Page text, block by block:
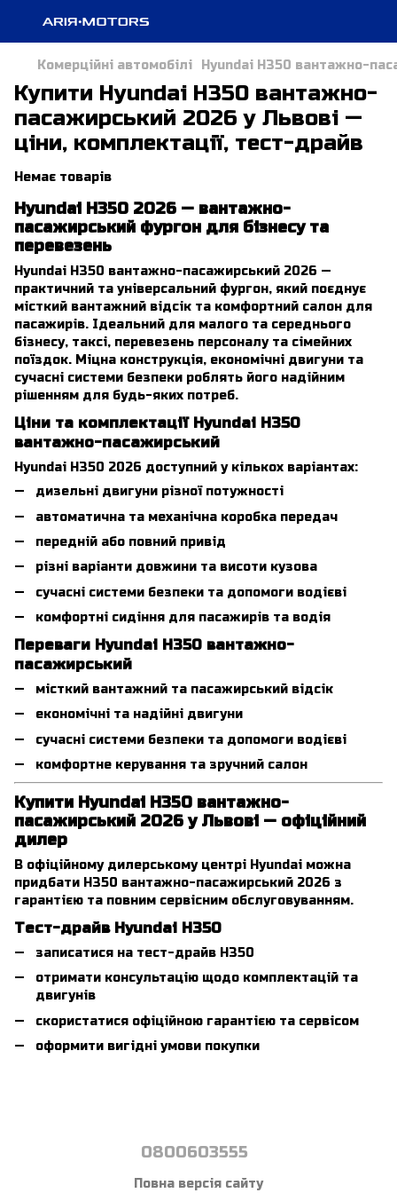
Комерційні автомобілі Hyundai H350 вантажно-
Купити Hyundai H350 вантажно-
пасажирський 2026 у Львові —
ціни, комплектації, тест-драйв
Немає товарів
Hyundai H350 2026 — вантажно-
пасажирський фургон для бізнесу та
перевезень
Hyundai H350 вантажно-пасажирський 2026 —
практичний та універсальний фургон, який поєднує
місткий вантажний відсік та комфортний салон для
пасажирів. Ідеальний для малого та середнього
бізнесу, таксі, перевезень персоналу та сімейних
поїздок. Міцна конструкція, економічні двигуни та
сучасні системи безпеки роблять його надійним
рішенням для будь-яких потреб.
Ціни та комплектації Hyundai H350
вантажно-пасажирський
Hyundai H350 2026 доступний у кількох варіантах:
дизельні двигуни різної потужності
автоматична та механічна коробка передач
передній або повний привід
різні варіанти довжини та висоти кузова
сучасні системи безпеки та допомоги водієві
комфортні сидіння для пасажирів та водія
Переваги Hyundai H350 вантажно-
пасажирський
місткий вантажний та пасажирський відсік
економічні та надійні двигуни
сучасні системи безпеки та допомоги водієві
комфортне керування та зручний салон
Купити Hyundai H350 вантажно-
пасажирський 2026 у Львові — офіційний
дилер
В офіційному дилерському центрі Hyundai можна
придбати H350 вантажно-пасажирський 2026 з
гарантією та повним сервісним обслуговуванням.
Тест-драйв Hyundai H350
записатися на тест-драйв H350
отримати консультацію щодо комплектацій та
двигунів
скористатися офіційною гарантією та сервісом
оформити вигідні умови покупки
0800603555
Повна версія сайту